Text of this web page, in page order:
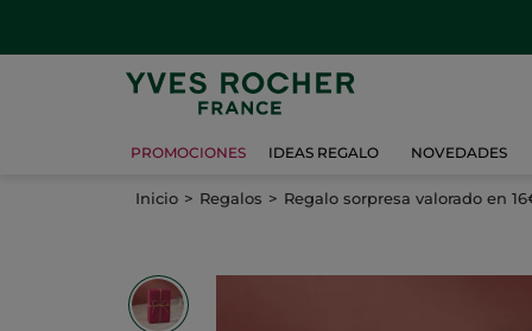
PROMOCIONES IDEAS REGALO NOVEDADES
Inicio Regalos Regalo sorpresa valorado en